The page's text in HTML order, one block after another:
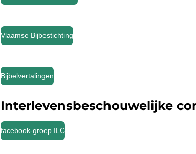
Vlaamse Bijbestichting
Bijbelvertalingen
Interlevensbeschouwelijke
facebook-groep ILC